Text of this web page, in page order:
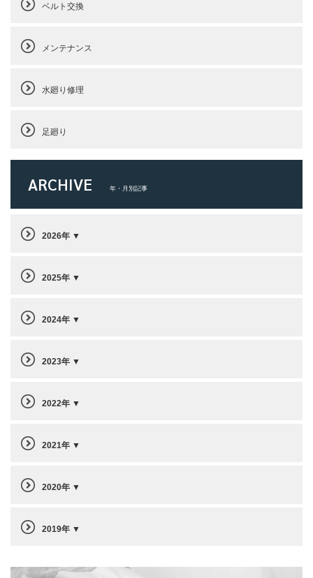
ベルト交換
メンテナンス
水廻り修理
足廻り
ARCHIVE 年・月別記事
2026年
2025年
2024年
2023年
2022年
2021年
2020年
2019年